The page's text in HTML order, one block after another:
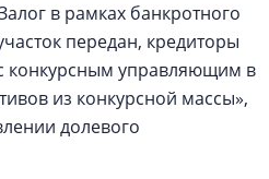
в рамках банкротного
передан, кредиторы
конкурсным управляющим в
из конкурсной массы»,
долевого